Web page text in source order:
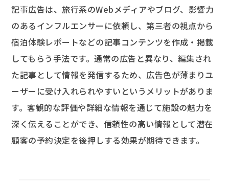
記事広告は、旅行系のWebメディアやブログ、影響力
のあるインフルエンサーに依頼し、第三者の視点から
宿泊体験レポートなどの記事コンテンツを作成・掲載
してもらう手法です。通常の広告と異なり、編集され
た記事として情報を発信するため、広告色が薄まりユ
ーザーに受け入れられやすいというメリットがありま
す。客観的な評価や詳細な情報を通じて施設の魅力を
深く伝えることができ、信頼性の高い情報として潜在
顧客の予約決定を後押しする効果が期待できます。